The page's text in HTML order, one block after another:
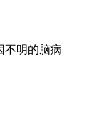
不明的脑病